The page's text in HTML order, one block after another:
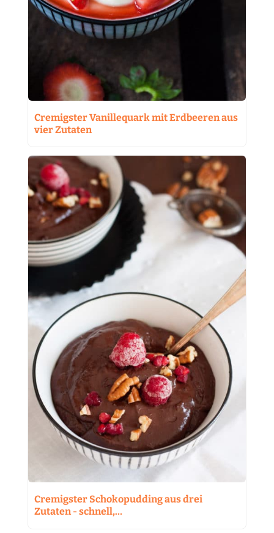
Cremigster Vanillequark mit Erdbeeren aus
vier Zutaten
Cremigster Schokopudding aus drei
Zutaten - schnell,…